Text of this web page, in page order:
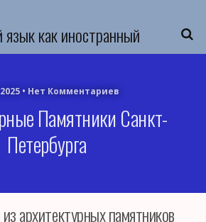
язык как иностранный
• Нет Комментариев
Памятники Санкт-
Петербурга
архитектурных памятников